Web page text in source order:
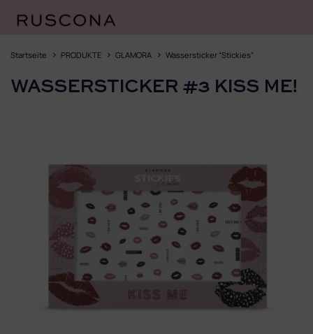
InhaltStartseite PRODUKTE GLAMORA Wassersticker “Stickies”
WASSERSTICKER #3 KISS ME!